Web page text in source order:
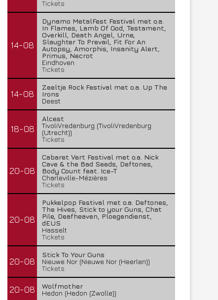
Tickets
14-08
Dynamo MetalFest Festival met o.a.
In Flames, Lamb Of God, Testament,
Overkill, Death Angel, Urne,
Slaughter To Prevail, Fit For An
Autopsy, Amorphis, Insanity Alert,
Primus, Necrot
Eindhoven
Tickets
14-08
Zeeltje Rock Festival met o.a. Up The
Irons
Deest
18-08
Alcest
TivoliVredenburg (TivoliVredenburg
(Utrecht))
Tickets
20-08
Cabaret Vert Festival met o.a. Nick
Cave & the Bad Seeds, Deftones,
Body Count feat. Ice-T
Charleville-Mézières
Tickets
20-08
Pukkelpop Festival met o.a. Deftones,
The Hives, Stick to your Guns, Chat
Pile, Deafheaven, Ploegendienst,
dEUS
Hasselt
Tickets
20-08
Stick To Your Guns
Nieuwe Nor (Nieuwe Nor (Heerlen))
Tickets
20-08
Wolfmother
Hedon (Hedon (Zwolle))